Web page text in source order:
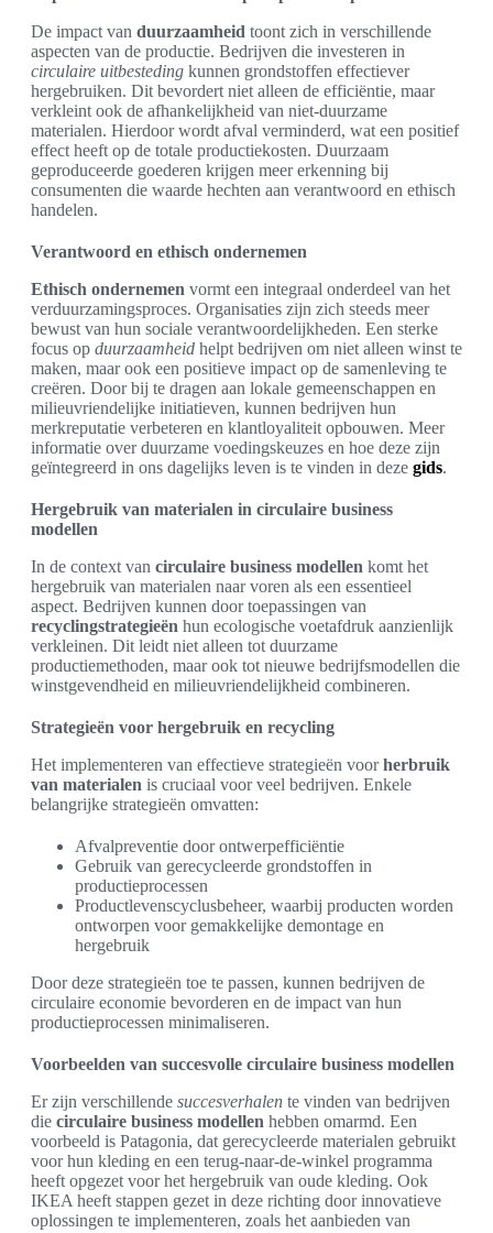
De impact van duurzaamheid toont zich in verschillende
aspecten van de productie. Bedrijven die investeren in
circulaire uitbesteding kunnen grondstoffen effectiever
hergebruiken. Dit bevordert niet alleen de efficiëntie, maar
verkleint ook de afhankelijkheid van niet-duurzame
materialen. Hierdoor wordt afval verminderd, wat een positief
effect heeft op de totale productiekosten. Duurzaam
geproduceerde goederen krijgen meer erkenning bij
consumenten die waarde hechten aan verantwoord en ethisch
handelen.
Verantwoord en ethisch ondernemen
Ethisch ondernemen vormt een integraal onderdeel van het
verduurzamingsproces. Organisaties zijn zich steeds meer
bewust van hun sociale verantwoordelijkheden. Een sterke
focus op duurzaamheid helpt bedrijven om niet alleen winst te
maken, maar ook een positieve impact op de samenleving te
creëren. Door bij te dragen aan lokale gemeenschappen en
milieuvriendelijke initiatieven, kunnen bedrijven hun
merkreputatie verbeteren en klantloyaliteit opbouwen. Meer
informatie over duurzame voedingskeuzes en hoe deze zijn
geïntegreerd in ons dagelijks leven is te vinden in deze gids.
Hergebruik van materialen in circulaire business
modellen
In de context van circulaire business modellen komt het
hergebruik van materialen naar voren als een essentieel
aspect. Bedrijven kunnen door toepassingen van
recyclingstrategieën hun ecologische voetafdruk aanzienlijk
verkleinen. Dit leidt niet alleen tot duurzame
productiemethoden, maar ook tot nieuwe bedrijfsmodellen die
winstgevendheid en milieuvriendelijkheid combineren.
Strategieën voor hergebruik en recycling
Het implementeren van effectieve strategieën voorherbruik
van materialen is cruciaal voor veel bedrijven. Enkele
belangrijke strategieën omvatten:
Afvalpreventie door ontwerpefficiëntie
Gebruik van gerecycleerde grondstoffen in
productieprocessen
Productlevenscyclusbeheer, waarbij producten worden
ontworpen voor gemakkelijke demontage en
hergebruik
Door deze strategieën toe te passen, kunnen bedrijven de
circulaire economie bevorderen en de impact van hun
productieprocessen minimaliseren.
Voorbeelden van succesvolle circulaire business modellen
Er zijn verschillende succesverhalen te vinden van bedrijven
die circulaire business modellen hebben omarmd. Een
voorbeeld is Patagonia, dat gerecycleerde materialen gebruikt
voor hun kleding en een terug-naar-de-winkel programma
heeft opgezet voor het hergebruik van oude kleding. Ook
IKEA heeft stappen gezet in deze richting door innovatieve
oplossingen te implementeren, zoals het aanbieden van